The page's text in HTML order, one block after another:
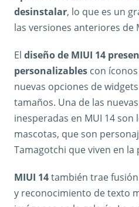
desinstalar, lo que es un
las versiones anteriores de
El diseño de MIUI 14
personalizables con
nuevas opciones de
tamaños. Una de las
inesperadas en MUI 14 son
mascotas, que son
Tamagotchi que viven en la
MIUI 14también trae
y reconocimiento de texto